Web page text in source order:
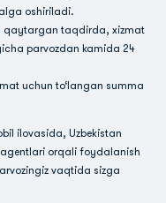
oshiriladi.
qaytargan taqdirda, xizmat
parvozdan kamida 24
uchun to‘langan summa
ilovasida, Uzbekistan
orqali foydalanish
vaqtida sizga